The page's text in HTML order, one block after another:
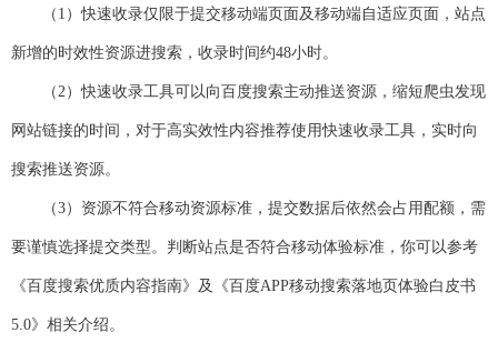
（1）快速收录仅限于提交移动端页面及移动端自适应页面，站点
新增的时效性资源进搜索，收录时间约48小时。
（2）快速收录工具可以向百度搜索主动推送资源，缩短爬虫发现
网站链接的时间，对于高实效性内容推荐使用快速收录工具，实时向
搜索推送资源。
（3）资源不符合移动资源标准，提交数据后依然会占用配额，需
要谨慎选择提交类型。判断站点是否符合移动体验标准，你可以参考
《百度搜索优质内容指南》及《百度APP移动搜索落地页体验白皮书
5.0》相关介绍。